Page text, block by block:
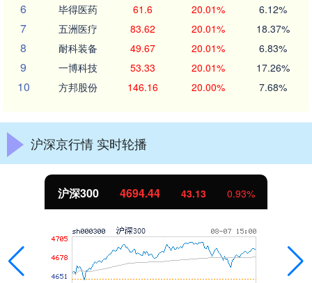
6 毕得医药 61.6 20.01% 6.12%
7 五洲医疗 83.62 20.01% 18.37%
8 耐科装备 49.67 20.01% 6.83%
9 一博科技 53.33 20.01% 17.26%
10 方邦股份 146.16 20.00% 7.68%
沪深京行情 实时轮播
沪深300 4694.44 43.13 0.93%